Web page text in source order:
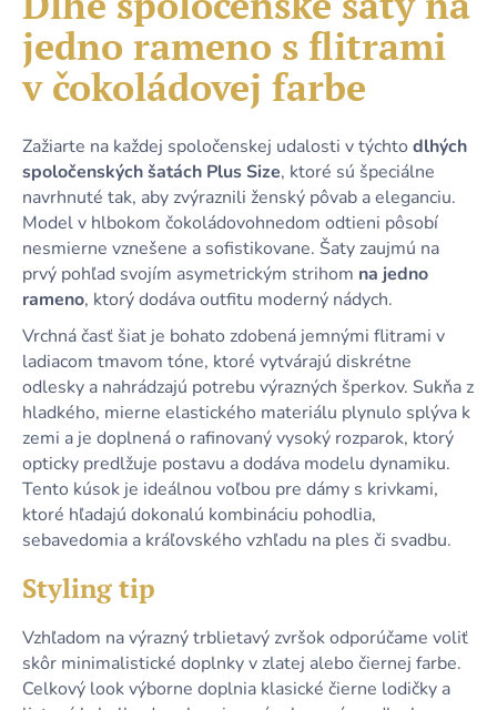
0,0
5
hviezdičiek.
jedno rameno s flitrami
v čokoládovej farbe
Zažiarte na každej spoločenskej udalosti v týchto dlhých
spoločenských šatách Plus Size, ktoré sú špeciálne
navrhnuté tak, aby zvýraznili ženský pôvab a eleganciu.
Model v hlbokom čokoládovohnedom odtieni pôsobí
nesmierne vznešene a sofistikovane. Šaty zaujmú na
prvý pohľad svojím asymetrickým strihom na jedno
rameno, ktorý dodáva outfitu moderný nádych.
Vrchná časť šiat je bohato zdobená jemnými flitrami v
ladiacom tmavom tóne, ktoré vytvárajú diskrétne
odlesky a nahrádzajú potrebu výrazných šperkov. Sukňa z
hladkého, mierne elastického materiálu plynulo splýva k
zemi a je doplnená o rafinovaný vysoký rozparok, ktorý
opticky predlžuje postavu a dodáva modelu dynamiku.
Tento kúsok je ideálnou voľbou pre dámy s krivkami,
ktoré hľadajú dokonalú kombináciu pohodlia,
sebavedomia a kráľovského vzhľadu na ples či svadbu.
Styling tip
Vzhľadom na výrazný trblietavý zvršok odporúčame voliť
skôr minimalistické doplnky v zlatej alebo čiernej farbe.
Celkový look výborne doplnia klasické čierne lodičky a
a
m
e
KRÁTKE
SVETLORUŽOVÉ
VOLÁNOVÉ
ŠATY
S
DRAPOVANÝM
VÝSTRIHOM
39,90
€